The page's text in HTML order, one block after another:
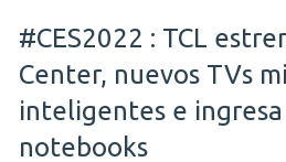
#CES2022 : TCL
Center, nuevos TVs
inteligentes e
notebooks